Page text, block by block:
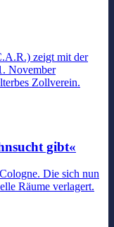
zeigt mit der
November
Zollverein.
gibt«
Die sich nun
Räume verlagert.